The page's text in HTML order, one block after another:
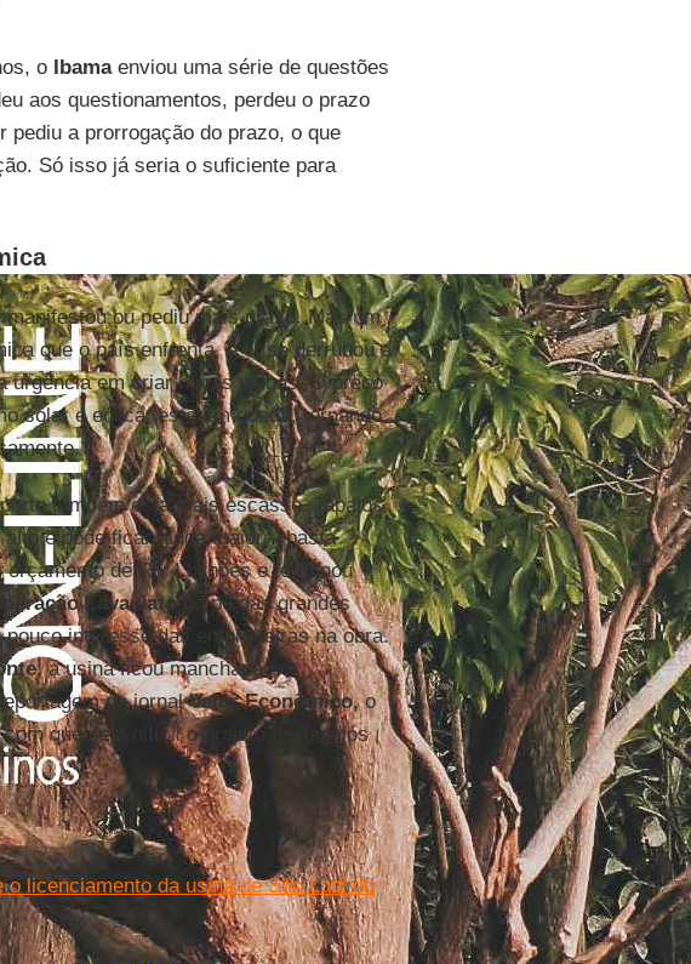
o Ibamaenviou uma série de questões
aos questionamentos, perdeu o prazo
pediu a prorrogação do prazo, o que
Só isso já seria o suficiente para
ou pediu mais prazo. Mas um
que o país enfrenta. A crise derrubou a
urgência em criar novas usinas. O preço
solar e eólica, está em queda, tornando
também está mais escasso. Tapajós
e pode ficar ainda maior – basta
de R$ 4 bilhões e terminou
Lava Jatono pé das grandes
interesse das empreiteiras na obra.
, a usina ficou manchada por
do jornalValor Econômico,o
que seja difícil o projeto de Tapajós
licenciamento da usina de São Luiz do